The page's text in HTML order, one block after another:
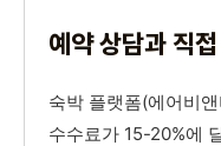
예약 상담과 직
숙박 플랫폼(에어비
수수료가 15-20%에